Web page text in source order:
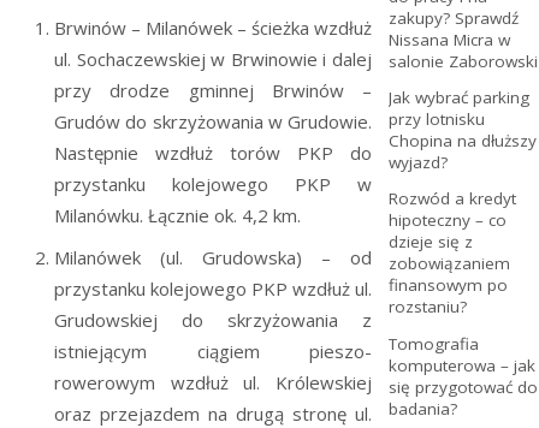
Brwinów – Milanówek – ścieżka wzdłuż
ul. Sochaczewskiej w Brwinowie i dalej
przy drodze gminnej Brwinów –
Grudów do skrzyżowania w Grudowie.
Następnie wzdłuż torów PKP do
przystanku kolejowego PKP w
Milanówku. Łącznie ok. 4,2 km.
Milanówek (ul. Grudowska) – od
przystanku kolejowego PKP wzdłuż ul.
Grudowskiej do skrzyżowania z
istniejącym ciągiem pieszo-
rowerowym wzdłuż ul. Królewskiej
oraz przejazdem na drugą stronę ul.
zakupy? Sprawdź
Nissana Micra w
salonie Zaborowski
Jak wybrać parking
przy lotnisku
Chopina na dłuższy
wyjazd?
Rozwód a kredyt
hipoteczny – co
dzieje się z
zobowiązaniem
finansowym po
rozstaniu?
Tomografia
komputerowa – jak
się przygotować do
badania?